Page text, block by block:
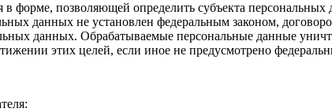
форме, позволяющей определить субъекта
данных не установлен федеральным законом,
данных. Обрабатываемые персональные данные
этих целей, если иное не предусмотрено